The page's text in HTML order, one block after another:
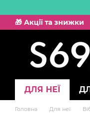
🎁 Акції та знижки
ДЛЯ НЕЇ
Головна Для неї